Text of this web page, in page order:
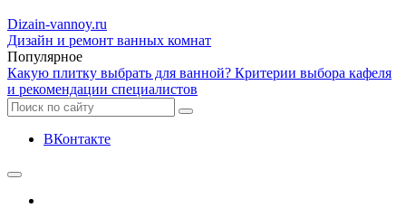
Dizain-vannoy.ru
Дизайн и ремонт ванных комнат
Популярное
Какую плитку выбрать для ванной? Критерии выбора кафеля
и рекомендации специалистов
ВКонтакте